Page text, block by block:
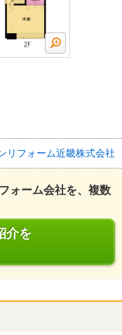
リフォーム近畿株式会社
ォーム会社を、複数
介を